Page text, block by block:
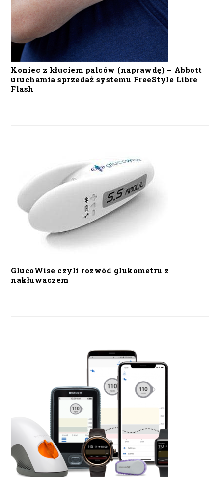
Koniec z kłuciem palców (naprawdę) – Abbott
uruchamia sprzedaż systemu FreeStyle Libre
Flash
GlucoWise czyli rozwód glukometru z
nakłuwaczem